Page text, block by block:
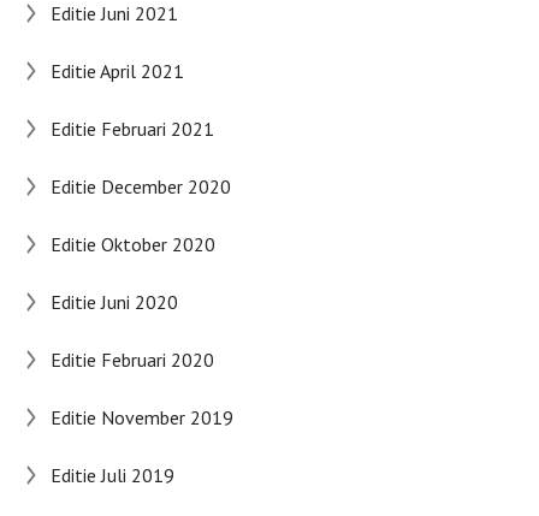
Editie Juni 2021
Editie April 2021
Editie Februari 2021
Editie December 2020
Editie Oktober 2020
Editie Juni 2020
Editie Februari 2020
Editie November 2019
Editie Juli 2019